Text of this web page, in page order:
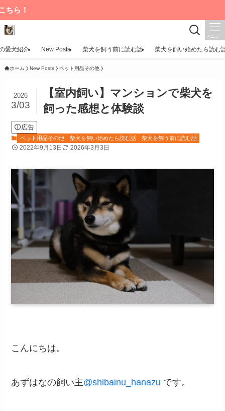
メニュー
愛犬紹介 New Posts 柴犬を飼う前に読む話 柴犬を飼い始めたら読む
ホーム New Posts ペット用品その他
【室内飼い】マンションで柴犬を
飼った感想と体験談
2026
3/03
広告
ペット用品その他 柴犬を飼い始めたら読む話 柴犬を飼う前に読む話
2022年9月13日 2026年3月3日
こんにちは。
あずはなの飼い主@shibainu_hanazu です。